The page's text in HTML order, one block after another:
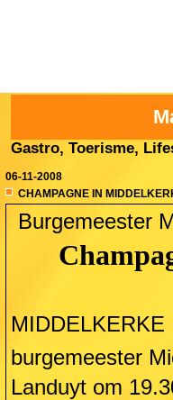
Gastro, Toerisme,
06-11-2008
CHAMPAGNE IN
Burgemeester
MIDDELKERKE
burgemeester
Landuyt om